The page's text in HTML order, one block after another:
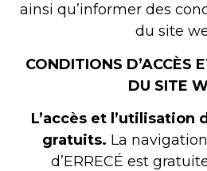
ainsi qu’informer des
du site
CONDITIONS D’ACCÈS
DU SITE
L’accès et l’utilisation
gratuits. La
d’ERRECÉ est